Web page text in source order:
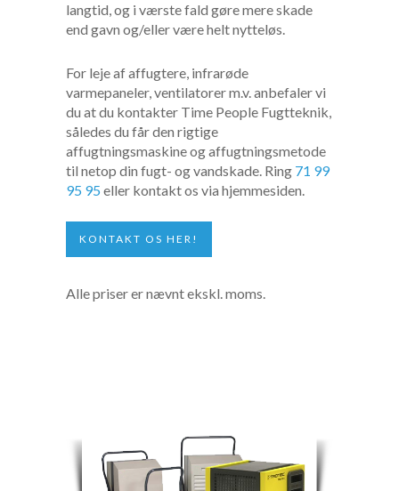
langtid, og i værste fald gøre mere skade
end gavn og/eller være helt nytteløs.
For leje af affugtere, infrarøde
varmepaneler, ventilatorer m.v. anbefaler vi
du at du kontakter Time People Fugtteknik,
således du får den rigtige
affugtningsmaskine og affugtningsmetode
til netop din fugt- og vandskade. Ring 71 99
95 95 eller kontakt os via hjemmesiden.
KONTAKT OS HER!
Alle priser er nævnt ekskl. moms.